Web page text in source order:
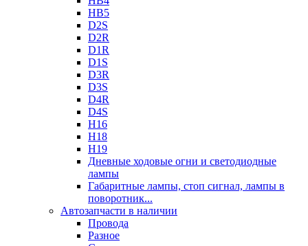
HB5
D2S
D2R
D1R
D1S
D3R
D3S
D4R
D4S
H16
H18
H19
Дневные ходовые огни и светодиодные
лампы
Габаритные лампы, стоп сигнал, лампы в
поворотник...
Автозапчасти в наличии
Провода
Разное